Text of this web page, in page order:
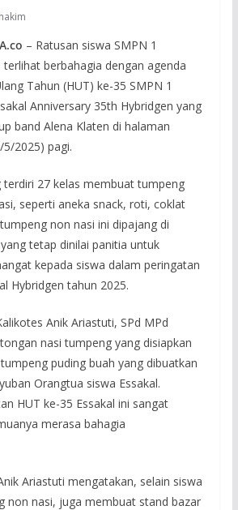
– Ratusan siswa SMPN 1
berbahagia dengan agenda
Tahun (HUT) ke-35 SMPN 1
Anniversary 35th Hybridgen yang
band Alena Klaten di halaman
2025) pagi.
terdiri 27 kelas membuat tumpeng
seperti aneka snack, roti, coklat
non nasi ini dipajang di
tetap dinilai panitia untuk
kepada siswa dalam peringatan
Hybridgen tahun 2025.
Anik Ariastuti, SPd MPd
nasi tumpeng yang disiapkan
puding buah yang dibuatkan
Orangtua siswa Essakal.
HUT ke-35 Essakal ini sangat
merasa bahagia
Ariastuti mengatakan, selain siswa
non nasi, juga membuat stand bazar